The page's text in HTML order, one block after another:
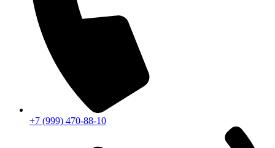
+7 (999) 470-88-10